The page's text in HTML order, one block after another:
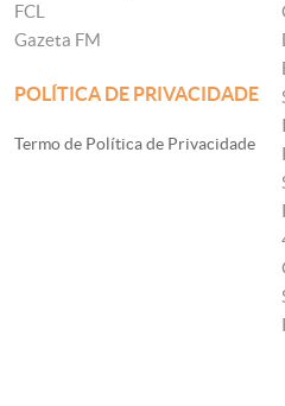
FCL
Gazeta FM
POLÍTICA DE PRIVACIDADE
Termo de Política de Privacidade